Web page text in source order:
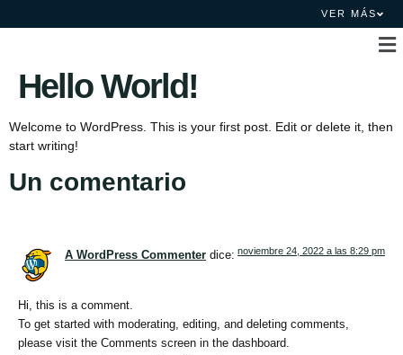
VER MÁS
Hello World!
Welcome to WordPress. This is your first post. Edit or delete it, then
start writing!
Un comentario
A WordPress Commenter dice: noviembre 24, 2022 a las 8:29 pm
Hi, this is a comment.
To get started with moderating, editing, and deleting comments,
please visit the Comments screen in the dashboard.